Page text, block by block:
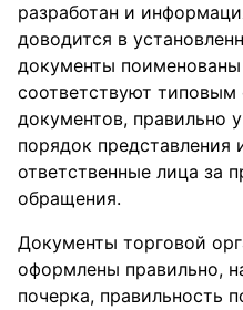
разработан и
доводится в
документы
соответствуют
документов, правильно
порядок представления
ответственные лица за
обращения.
Документы торговой
оформлены правильно,
почерка, правильность